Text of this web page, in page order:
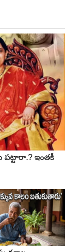
రోహిణీ సలహా
అని చెబుదాం
ఇక.. అంతే...
ఇలా చేశావ్ అని
పెట్టించకపోతే
ముందు
ఆ
ఇంకా
సత్యం
కోడలు మీద
కూల్ చేస్తారు.
చేస్తే..